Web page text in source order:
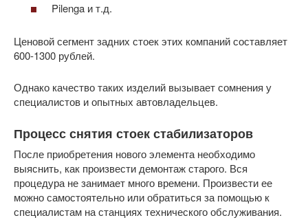
Pilenga и т.д.
Ценовой сегмент задних стоек этих компаний составляет
600-1300 рублей.
Однако качество таких изделий вызывает сомнения у
специалистов и опытных автовладельцев.
Процесс снятия стоек стабилизаторов
После приобретения нового элемента необходимо
выяснить, как произвести демонтаж старого. Вся
процедура не занимает много времени. Произвести ее
можно самостоятельно или обратиться за помощью к
специалистам на станциях технического обслуживания.